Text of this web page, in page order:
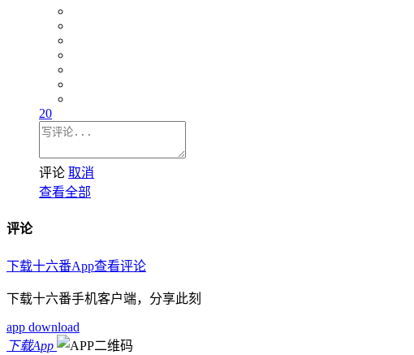
20
评论 取消
查看全部
评论
下载十六番App查看评论
下载十六番手机客户端，分享此刻
app download
下载App